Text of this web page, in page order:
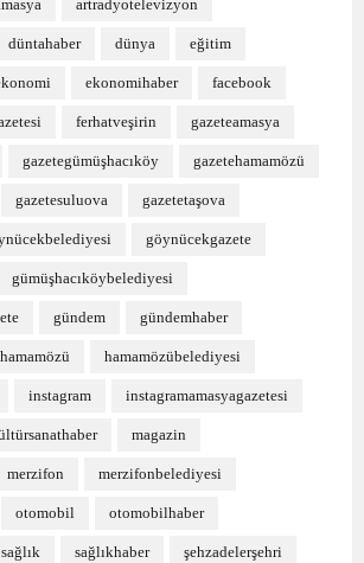
artradyotelevizyon
düntahaber dünya eğitim
ekonomihaber facebook
ferhatveşirin gazeteamasya
gazetegümüşhacıköy gazetehamamözü
gazetesuluova gazetetaşova
göynücekgazete
gümüşhacıköybelediyesi
gündem gündemhaber
hamamözü hamamözübelediyesi
instagram instagramamasyagazetesi
magazin
merzifon merzifonbelediyesi
otomobil otomobilhaber
sağlık sağlıkhaber şehzadelerşehri